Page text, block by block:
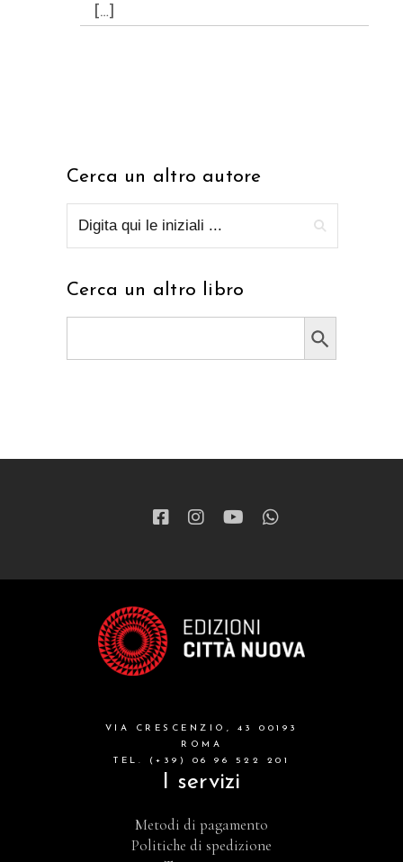
[…]
Cerca un altro autore
Cerca un altro libro
Search Button
VIA CRESCENZIO, 43 00193
ROMA
TEL. (+39) 06 96 522 201
I servizi
Metodi di pagamento
Politiche di spedizione